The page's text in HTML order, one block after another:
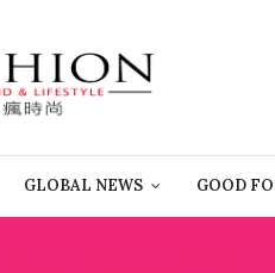
GLOBAL NEWS GOOD